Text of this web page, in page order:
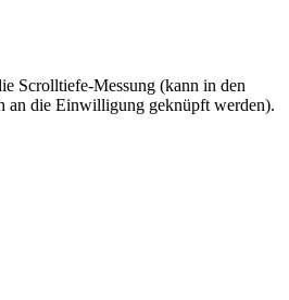
Scrolltiefe-Messung (kann in den
an die Einwilligung geknüpft werden).